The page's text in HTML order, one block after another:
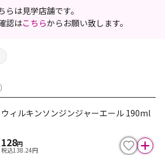
らは見学店舗です。
認はこちらからお願い致します。
)
ウィルキンソンジンジャーエール 190ml
128円
税込138.24円